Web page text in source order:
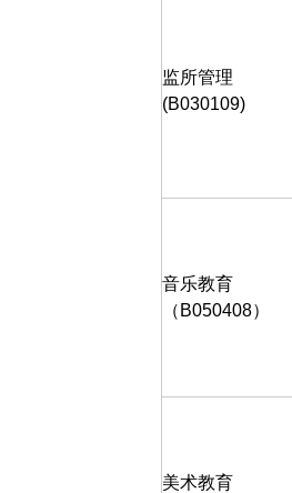
监所管理
(B030109)
音乐教育
（B050408）
美术教育